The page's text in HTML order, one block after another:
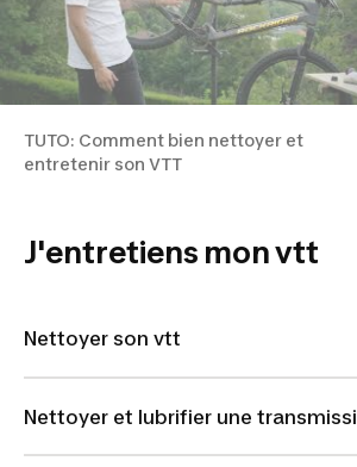
TUTO: Comment bien nettoyer et
entretenir son VTT
J'entretiens mon vtt
Nettoyer son vtt
Nettoyer et lubrifier une